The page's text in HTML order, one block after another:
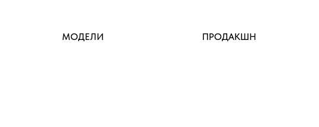
ПРОДАКШН
МОДЕЛИ